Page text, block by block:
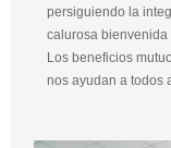
persiguiendo la
calurosa bienvenida
Los beneficios
nos ayudan a todos